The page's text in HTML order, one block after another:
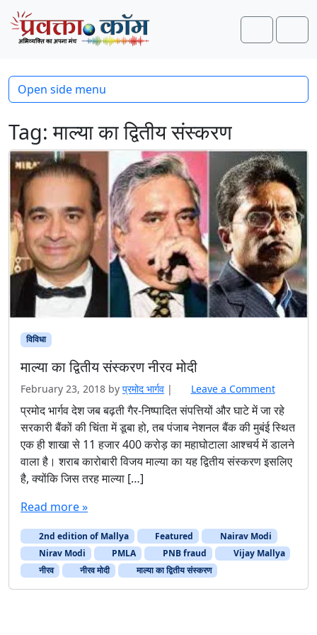
Skip to content
Skip to footer
Search
Tag:माल्या का द्वितीय संस्करण
विविधा
माल्या का द्वितीय संस्करण नीरव मोदी
February 23, 2018 by प्रमोद भार्गव | Leave a Comment
प्रमोद भार्गव देश जब बढ़ती गैर-निष्पादित संपत्तियों और घाटे में जा रहे
सरकारी बैंकों की चिंता में डूबा हो, तब पंजाब नेशनल बैंक की मुबंई स्थित
एक ही शाखा से 11 हजार 400 करोड़ का महाघोटाला आश्चर्य में डालने
वाला है। शराब कारोबारी विजय माल्या का यह द्वितीय संस्करण इसलिए
है, क्योंकि जिस तरह माल्या […]
Read more »
2nd edition of Mallya Featured
Nairav ​​Modi
Nirav Modi
PMLA PNB fraud
Vijay Mallya
नीरव
नीरव मोदी माल्या का द्वितीय संस्करण
Open side menu